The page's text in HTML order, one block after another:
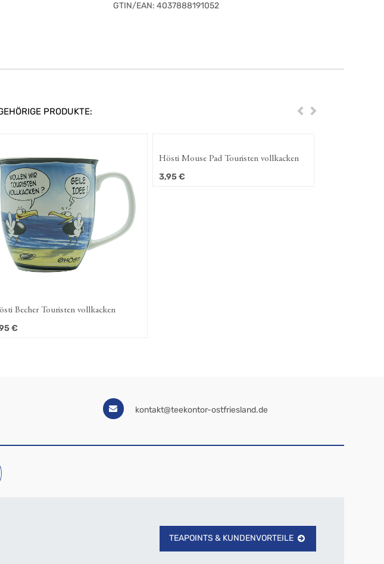
GTIN/EAN: 4037888191052
PRODUKTE: ZurückWeiter
Becher Touristen vollkacken
€
Hösti Mouse Pad Touristen vollkacken
3,95€
kontakt@teekontor-ostfriesland.de
TEAPOINTS & KUNDENVORTEILE